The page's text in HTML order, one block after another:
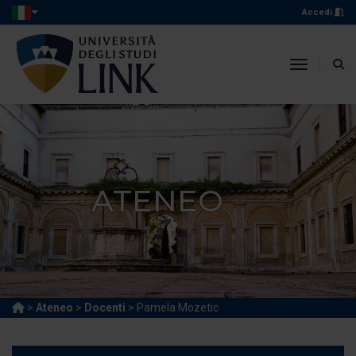
Accedi
toggle
ATENEO
> Ateneo > Docenti > Pamela Mozetic